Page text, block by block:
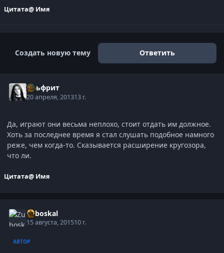
Цитата@ Имя
Создать новую тему Ответить
Альфрит
20 апреля, 201313 г.
Да, играют они весьма неплохо, стоит отдать им должное.
Хоть за последнее время я стал слушать подобное намного
реже, чем когда-то. Сказывается расширение кругозора,
что ли.
Цитата@ Имя
Zuboskal
15 августа, 201510 г.
АВТОР